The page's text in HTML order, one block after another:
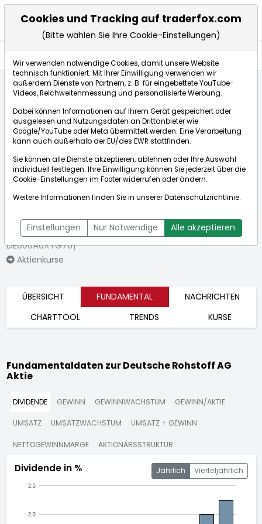
Fundamentaldaten
Börse:
Deutsche
[WKN: A0XYG7 | ISIN:
DE000A0XYG76]
Aktienkurse
84,250€ +3,25%
Echtzeit-Aktienkurs Deutsche Rohstoff AG
Bid: 83,600€Ask:84,900€
ÜBERSICHT FUNDAMENTAL
NACHRICHTEN
CHARTTOOL
TRENDS KURSE
Fundamentaldaten zur Deutsche Rohstoff AG
Aktie
DIVIDENDE GEWINN GEWINNWACHSTUM GEWINN/AKTIE
UMSATZ UMSATZWACHSTUM UMSATZ + GEWINN
NETTOGEWINNMARGE AKTIONÄRSSTRUKTUR
Dividende in % Jährlich Vierteljährlich
Cookies und Tracking auf traderfox.com
(Bitte wählen Sie Ihre Cookie-Einstellungen)
Wir verwenden notwendige Cookies, damit unsere Website
technisch funktioniert. Mit Ihrer Einwilligung verwenden wir
außerdem Dienste von Partnern, z. B. für eingebettete YouTube-
Videos, Reichweitenmessung und personalisierte Werbung.
Dabei können Informationen auf Ihrem Gerät gespeichert oder
ausgelesen und Nutzungsdaten an Drittanbieter wie
Google/YouTube oder Meta übermittelt werden. Eine Verarbeitung
kann auch außerhalb der EU/des EWR stattfinden.
Sie können alle Dienste akzeptieren, ablehnen oder Ihre Auswahl
individuell festlegen. Ihre Einwilligung können Sie jederzeit über die
Cookie-Einstellungen im Footer widerrufen oder ändern.
Weitere Informationen finden Sie in unsererDatenschutzrichtlinie.
Einstellungen Nur Notwendige Alle akzeptieren